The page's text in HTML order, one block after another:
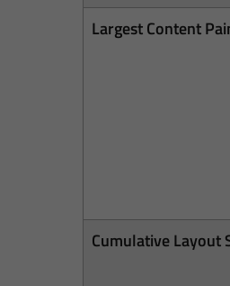
Largest Content
Cumulative Layout